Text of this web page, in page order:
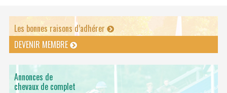
Les bonnes raisons d’adhérer
DEVENIR MEMBRE
Annonces de
chevaux de complet